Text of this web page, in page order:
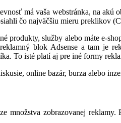
má vaša webstránka, na
čo najväčšiu mieru preklikov
produkty, služby alebo máte e-
blok Adsense a tam je
To isté platí aj pre iné formy
online bazár, burza alebo
zobrazovanej